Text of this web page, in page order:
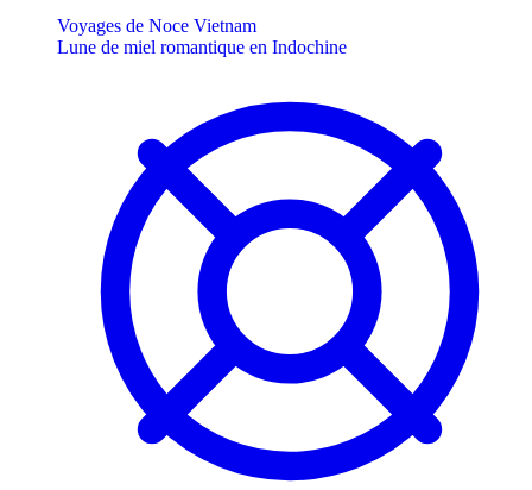
Voyages de Noce Vietnam
Lune de miel romantique en Indochine